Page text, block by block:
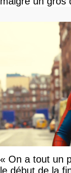
« On a tout un
le début de la